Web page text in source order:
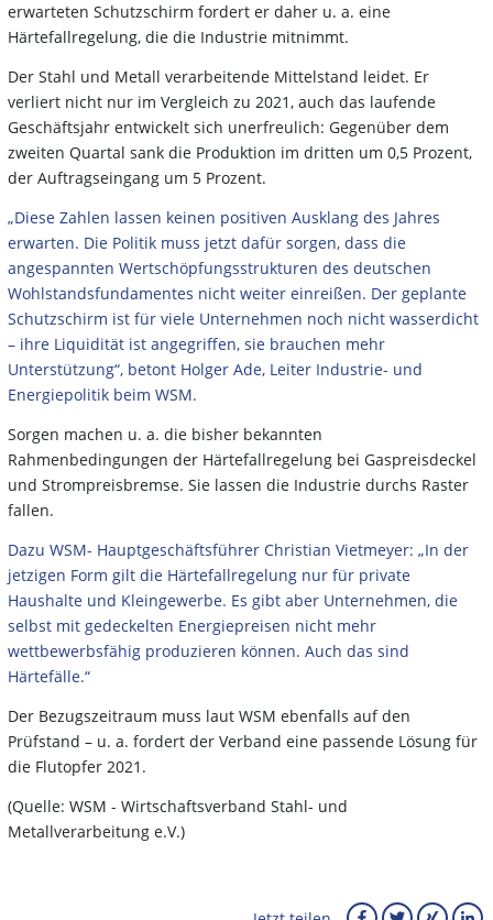
erwarteten Schutzschirm fordert er daher u. a. eine
Härtefallregelung, die die Industrie mitnimmt.
Der Stahl und Metall verarbeitende Mittelstand leidet. Er
verliert nicht nur im Vergleich zu 2021, auch das laufende
Geschäftsjahr entwickelt sich unerfreulich: Gegenüber dem
zweiten Quartal sank die Produktion im dritten um 0,5 Prozent,
der Auftragseingang um 5 Prozent.
„Diese Zahlen lassen keinen positiven Ausklang des Jahres
erwarten. Die Politik muss jetzt dafür sorgen, dass die
angespannten Wertschöpfungsstrukturen des deutschen
Wohlstandsfundamentes nicht weiter einreißen. Der geplante
Schutzschirm ist für viele Unternehmen noch nicht wasserdicht
– ihre Liquidität ist angegriffen, sie brauchen mehr
Unterstützung“, betont Holger Ade, Leiter Industrie- und
Energiepolitik beim WSM.
Sorgen machen u. a. die bisher bekannten
Rahmenbedingungen der Härtefallregelung bei Gaspreisdeckel
und Strompreisbremse. Sie lassen die Industrie durchs Raster
fallen.
Dazu WSM- Hauptgeschäftsführer Christian Vietmeyer: „In der
jetzigen Form gilt die Härtefallregelung nur für private
Haushalte und Kleingewerbe. Es gibt aber Unternehmen, die
selbst mit gedeckelten Energiepreisen nicht mehr
wettbewerbsfähig produzieren können. Auch das sind
Härtefälle.“
Der Bezugszeitraum muss laut WSM ebenfalls auf den
Prüfstand – u. a. fordert der Verband eine passende Lösung für
die Flutopfer 2021.
(Quelle: WSM - Wirtschaftsverband Stahl- und
Metallverarbeitung e.V.)